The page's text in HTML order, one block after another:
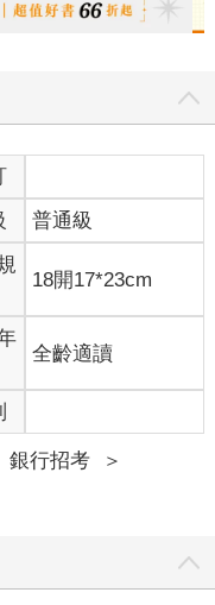
普通級
18開17*23cm
全齡適讀
銀行招考
＞